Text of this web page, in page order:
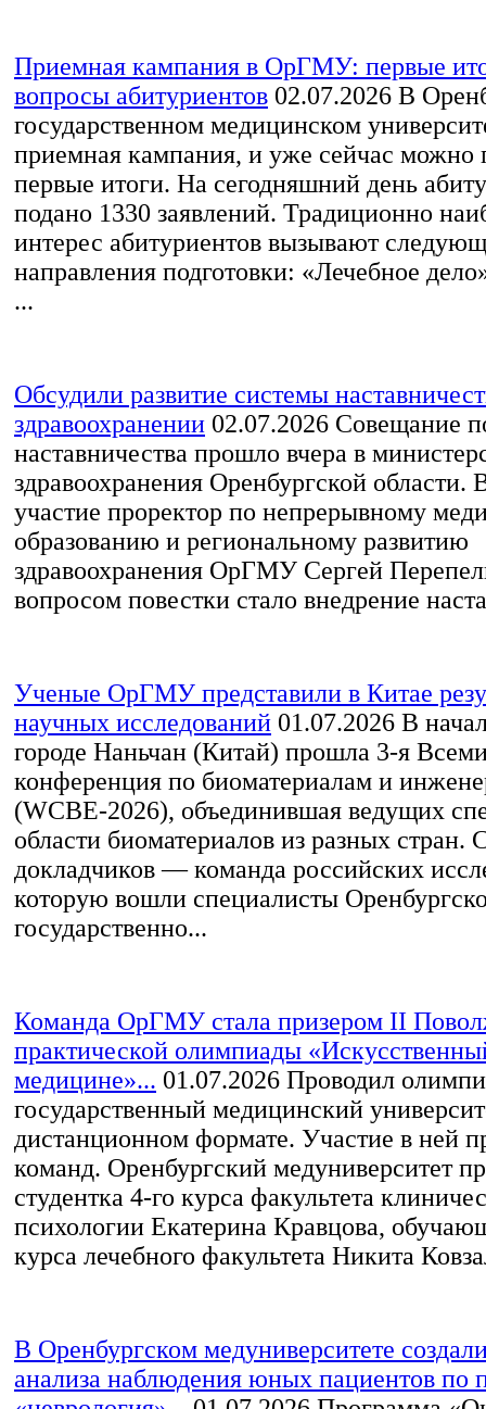
Приемная кампания в ОрГМУ: первые
вопросы абитуриентов 02.07.2026 В
государственном медицинском
приемная кампания, и уже сейчас можно
первые итоги. На сегодняшний день
подано 1330 заявлений. Традиционно
интерес абитуриентов вызывают
направления подготовки: «Лечебное
...
Обсудили развитие системы
здравоохранении 02.07.2026 Совещание
наставничества прошло вчера в
здравоохранения Оренбургской области.
участие проректор по непрерывному
образованию и региональному развитию
здравоохранения ОрГМУ Сергей
вопросом повестки стало внедрение
Ученые ОрГМУ представили в Китае
научных исследований 01.07.2026 В
городе Наньчан (Китай) прошла 3‑я
конференция по биоматериалам и
(WCBE‑2026), объединившая ведущих
области биоматериалов из разных стран.
докладчиков — команда российских
которую вошли специалисты
государственно...
Команда ОрГМУ стала призером II
практической олимпиады
медицине»... 01.07.2026 Проводил
государственный медицинский
дистанционном формате. Участие в ней
команд. Оренбургский медуниверситет
студентка 4-го курса факультета
психологии Екатерина Кравцова,
курса лечебного факультета Никита
В Оренбургском медуниверситете
анализа наблюдения юных пациентов по